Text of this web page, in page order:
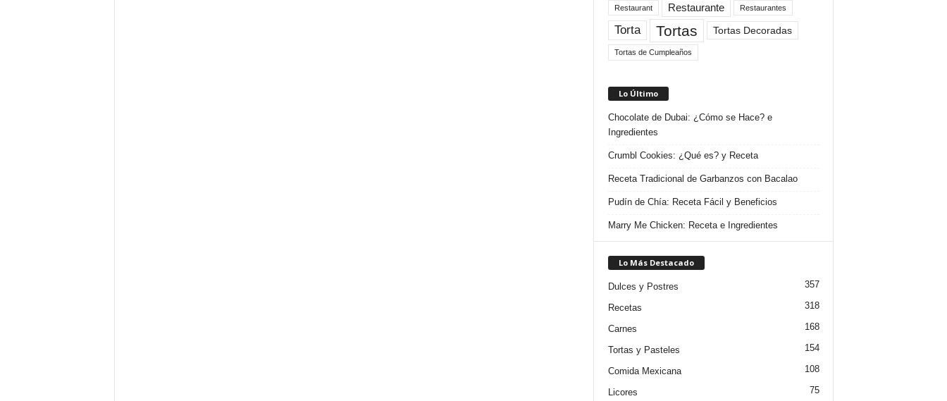
Restaurant Restaurante Restaurantes
Torta Tortas Tortas Decoradas
Tortas de Cumpleaños
Lo Último
Chocolate de Dubai: ¿Cómo se Hace? e
Ingredientes
Crumbl Cookies: ¿Qué es? y Receta
Receta Tradicional de Garbanzos con Bacalao
Pudín de Chía: Receta Fácil y Beneficios
Marry Me Chicken: Receta e Ingredientes
Lo Más Destacado
Dulces y Postres 357
Recetas 318
Carnes 168
Tortas y Pasteles 154
Comida Mexicana 108
Licores 75